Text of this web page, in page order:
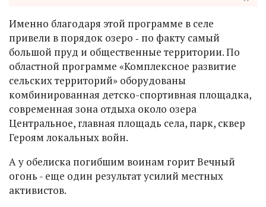
Именно благодаря этой программе в селе
привели в порядок озеро ‑ по факту самый
большой пруд и общественные территории. По
областной программе «Комплексное развитие
сельских территорий» оборудованы
комбинированная детско-спортивная площадка,
современная зона отдыха около озера
Центральное, главная площадь села, парк, сквер
Героям локальных войн.
А у обелиска погибшим воинам горит Вечный
огонь - еще один результат усилий местных
активистов.